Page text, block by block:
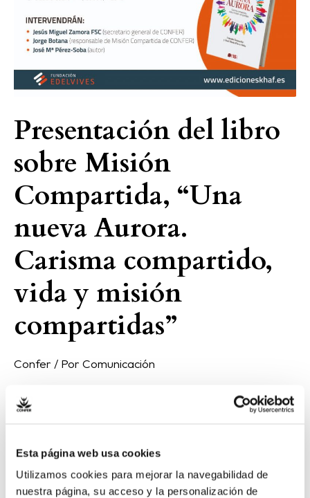
Esta página web usa cookies
Utilizamos cookies para mejorar la navegabilidad de
nuestra página, su acceso y la personalización de
Presentación del libro
sobre Misión
Compartida, “Una
nueva Aurora.
Carisma compartido,
vida y misión
compartidas”
Confer / Por Comunicación
El 18 de febrero a las 18:30 horas, tendrá lugar en Madrid, la
presentación del libro “Una nueva Aurora. Carisma
FSC y José María Pérez-Soba. Editado por la Fundación
Edelvives, a este encuentro acudirán, el secretario general de
la CONFER, Jesús Miguel Zamora, FSC, el responsable de […]
nueva
Aurora.
compartido,
y
misión
compartidas”